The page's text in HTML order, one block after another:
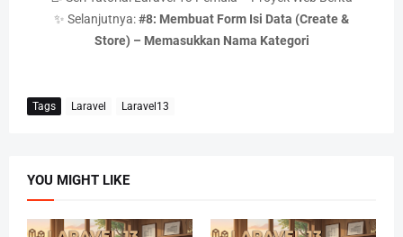
✨ Selanjutnya:#8: Membuat Form Isi Data (Create &
Store) – Memasukkan Nama Kategori
Tags Laravel Laravel13
YOU MIGHT LIKE